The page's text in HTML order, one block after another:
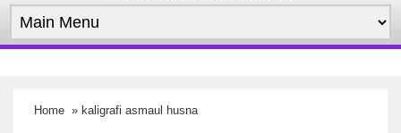
Home » kaligrafi asmaul husna